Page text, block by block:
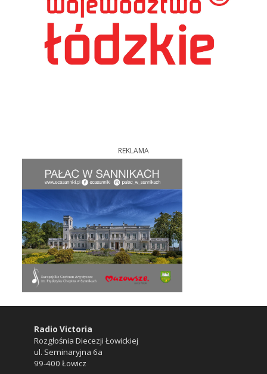
REKLAMA
Radio Victoria
Rozgłośnia Diecezji Łowickiej
ul. Seminaryjna 6a
99-400 Łowicz